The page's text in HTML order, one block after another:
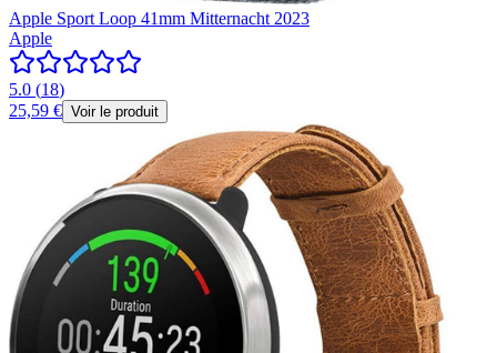
Apple Sport Loop 41mm Mitternacht 2023
Apple
5.0 (18)
25,59 € Voir le produit